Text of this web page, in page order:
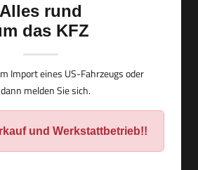
Alles rund
das KFZ
Import eines US-Fahrzeugs oder
melden Sie sich.
und Werkstattbetrieb!!